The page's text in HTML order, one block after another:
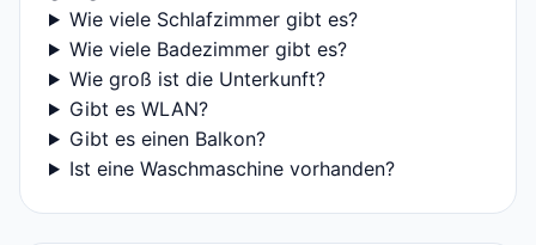
Wie viele Schlafzimmer gibt es?
Wie viele Badezimmer gibt es?
Wie groß ist die Unterkunft?
Gibt es WLAN?
Gibt es einen Balkon?
Ist eine Waschmaschine vorhanden?